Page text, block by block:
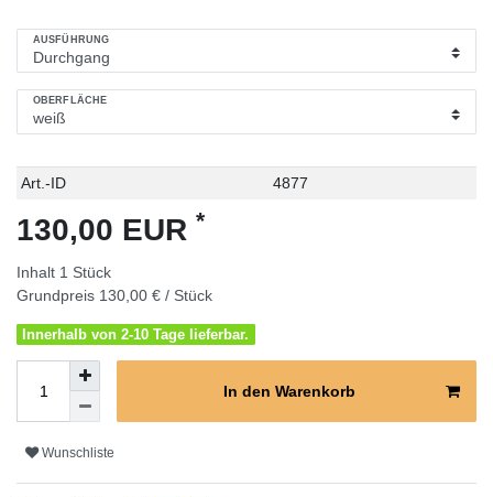
AUSFÜHRUNG
OBERFLÄCHE
Technisches
Wert
Art.-ID 4877
130,00 EUR *
Inhalt 1 Stück
Grundpreis 130,00 € / Stück
Innerhalb von 2-10 Tage lieferbar.
In den Warenkorb
Wunschliste